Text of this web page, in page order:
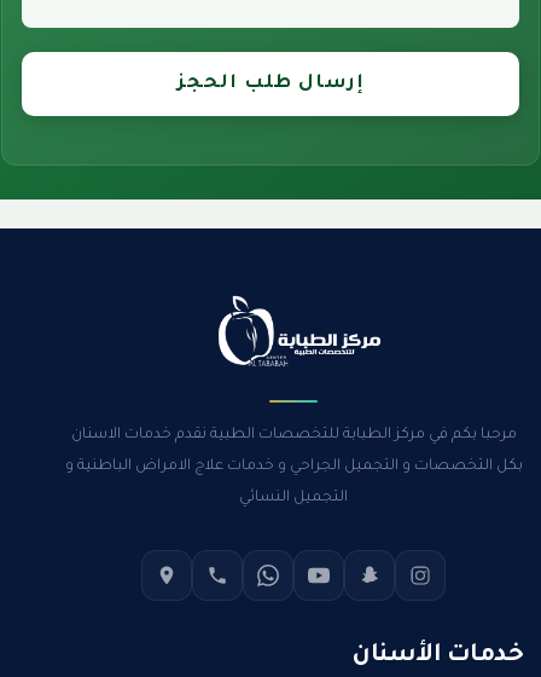
إرسال طلب الحجز
مرحبا بكم في مركز الطبابة للتخصصات الطبية نقدم خدمات الاسنان
بكل التخصصات و التجميل الجراحي و خدمات علاج الامراض الباطنية و
التجميل النسائي
خدمات الأسنان